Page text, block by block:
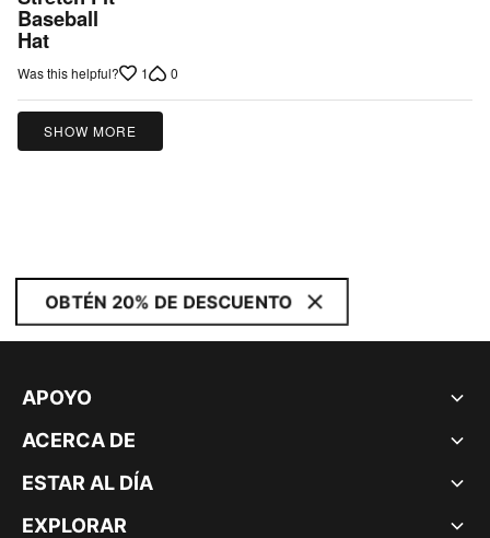
5
Baseball
Hat
Was this helpful? 1 0
SHOW MORE
OBTÉN 20% DE DESCUENTO
APOYO
ACERCA DE
ESTAR AL DÍA
EXPLORAR